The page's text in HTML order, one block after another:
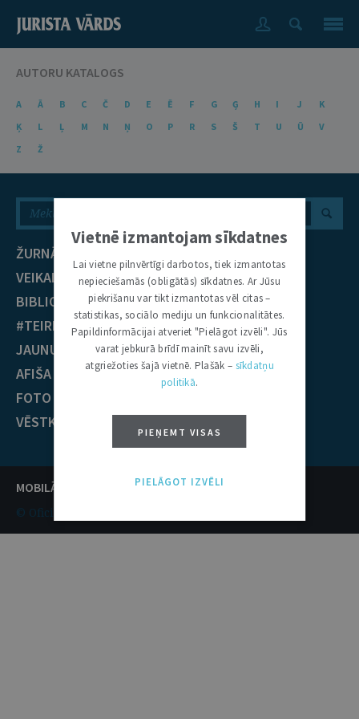
AUTORU KATALOGS
A Ā B C Č D E Ē F G Ģ H I J
K
Ķ
L Ļ M N Ņ O P R S Š T U Ū
V
Z
Ž
ŽURNĀLS
VEIKALS
BIBLIOTĒKA
#TEIRDARBS
JAUNUMI
AFIŠA
FOTO / VIDEO
VĒSTKOPA
Civiltiesības
Krimināltiesības
TIESĪBU PRAKSE
EST nolēmumi
ECT nolēmumi
MOBILĀ VERSIJA / PILNĀ VERSIJA
© Oficiālais izdevējs Latvijas Vēstnesis
Vietnē izmantojam sīkdatnes
Lai vietne pilnvērtīgi darbotos, tiek izmantotas
nepieciešamās (obligātās) sīkdatnes. Ar Jūsu
piekrišanu var tikt izmantotas vēl citas –
statistikas, sociālo mediju un funkcionalitātes.
Papildinformācijai atveriet "Pielāgot izvēli". Jūs
varat jebkurā brīdī mainīt savu izvēli,
atgriežoties šajā vietnē. Plašāk – sīkdatņu
politikā.
PIEŅEMT VISAS
PIELĀGOT IZVĒLI